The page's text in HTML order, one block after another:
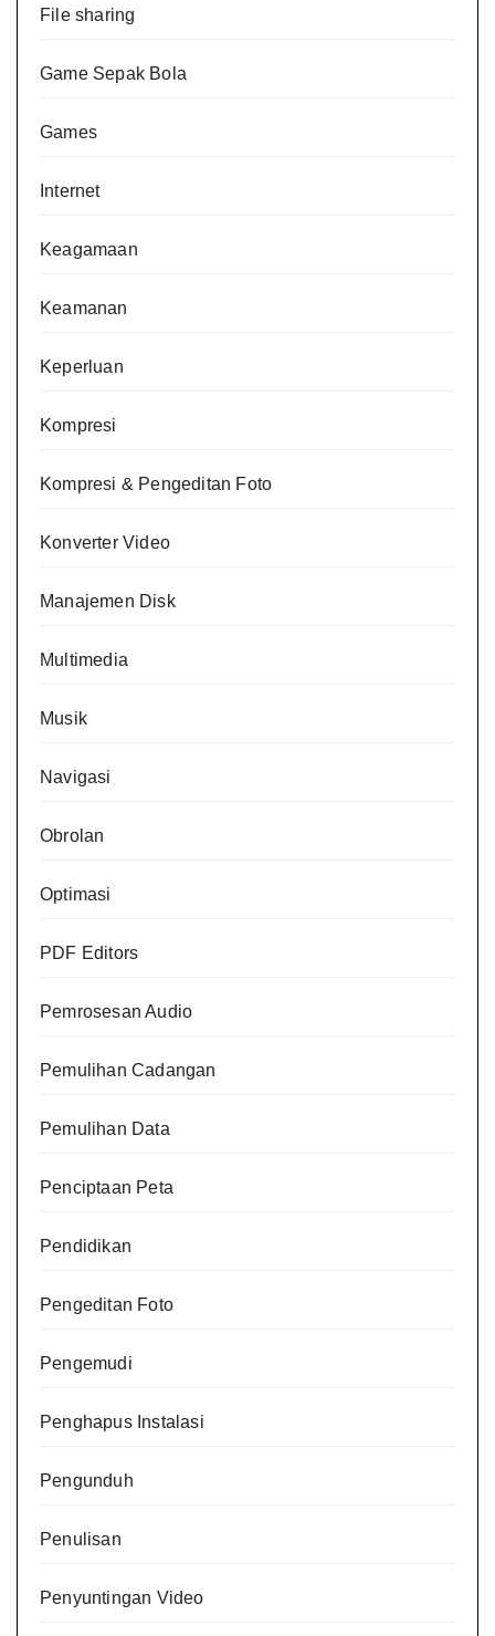
File sharing
Game Sepak Bola
Games
Internet
Keagamaan
Keamanan
Keperluan
Kompresi
Kompresi & Pengeditan Foto
Konverter Video
Manajemen Disk
Multimedia
Musik
Navigasi
Obrolan
Optimasi
PDF Editors
Pemrosesan Audio
Pemulihan Cadangan
Pemulihan Data
Penciptaan Peta
Pendidikan
Pengeditan Foto
Pengemudi
Penghapus Instalasi
Pengunduh
Penulisan
Penyuntingan Video